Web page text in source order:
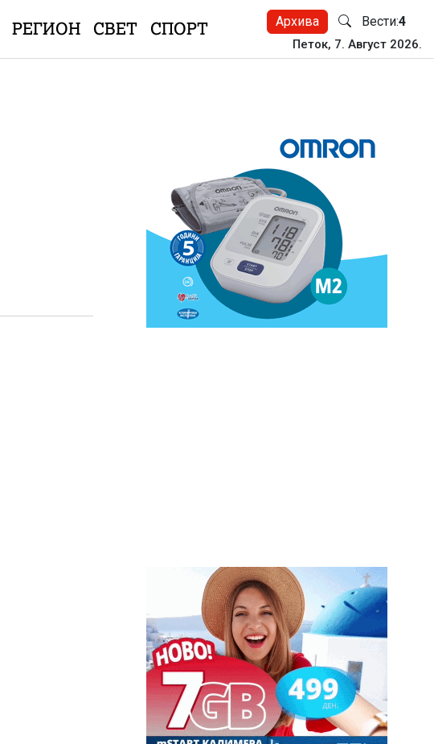
РЕГИОН СВЕТ СПОРТ Архива Вести:4
Петок, 7. Август 2026.